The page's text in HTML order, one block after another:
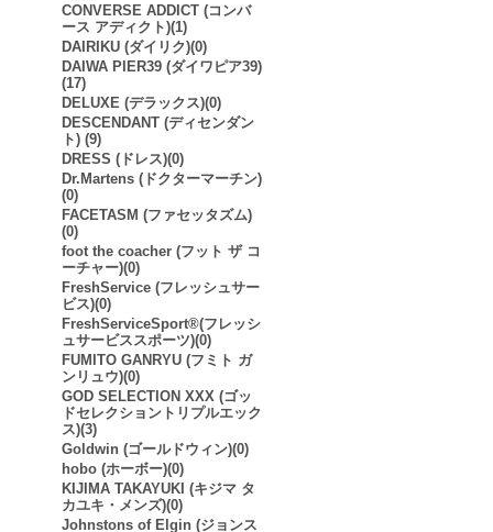
CONVERSE ADDICT (コンバ
ース アディクト)(1)
DAIRIKU (ダイリク)(0)
DAIWA PIER39 (ダイワピア39)
(17)
DELUXE (デラックス)(0)
DESCENDANT (ディセンダン
ト) (9)
DRESS (ドレス)(0)
Dr.Martens (ドクターマーチン)
(0)
FACETASM (ファセッタズム)
(0)
foot the coacher (フット ザ コ
ーチャー)(0)
FreshService (フレッシュサー
ビス)(0)
FreshServiceSport®︎(フレッシ
ュサービススポーツ)(0)
FUMITO GANRYU (フミト ガ
ンリュウ)(0)
GOD SELECTION XXX (ゴッ
ドセレクショントリプルエック
ス)(3)
Goldwin (ゴールドウィン)(0)
hobo (ホーボー)(0)
KIJIMA TAKAYUKI (キジマ タ
カユキ・メンズ)(0)
Johnstons of Elgin (ジョンス